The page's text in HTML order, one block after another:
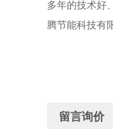
多年的技术好
腾节能科技有
留言询价